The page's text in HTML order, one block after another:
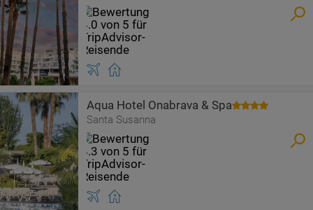
Aqua Hotel Onabrava & Spa
Santa Susanna